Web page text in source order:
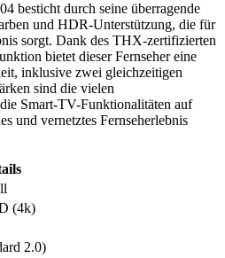
besticht durch seine überragende
und HDR-Unterstützung, die für
sorgt. Dank des THX-zertifizierten
bietet dieser Fernseher eine
inklusive zwei gleichzeitigen
sind die vielen
Smart-TV-Funktionalitäten auf
und vernetztes Fernseherlebnis
(4k)
2.0)